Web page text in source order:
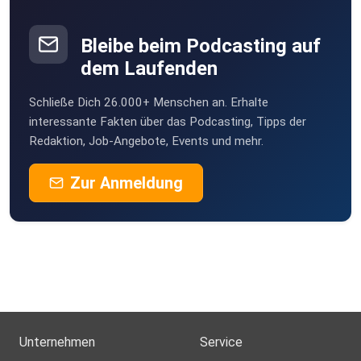
sich bei
SPIEGEL Perspektiven.
Informationen zu unserer Datenschutzerklärung.
Bleibe beim Podcasting auf
dem Laufenden
Schließe Dich 26.000+ Menschen an. Erhalte
interessante Fakten über das Podcasting, Tipps der
Redaktion, Job-Angebote, Events und mehr.
Zur Anmeldung
Unternehmen Service